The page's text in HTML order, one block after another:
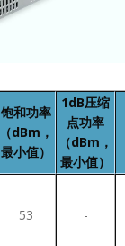
饱和功率
（dBm，
最小值）
1dB压缩
点功率
（dBm，
最小值）
53 -